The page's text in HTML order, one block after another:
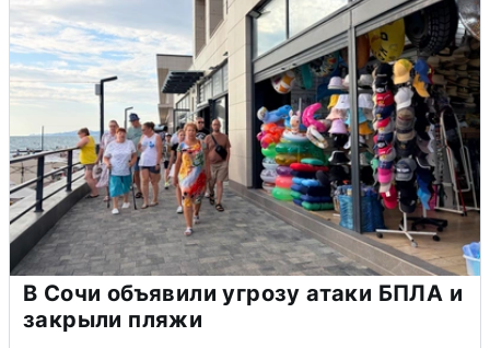
В Сочи объявили угрозу атаки БПЛА и
закрыли пляжи